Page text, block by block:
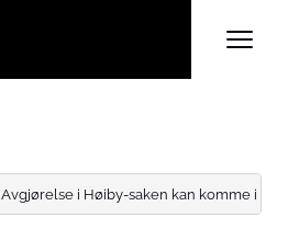
Avgjørelse i Høiby-saken kan komme i